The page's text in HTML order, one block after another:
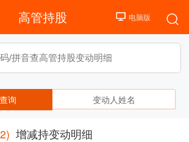
高管持股
询 变动人姓名
增减持变动明细